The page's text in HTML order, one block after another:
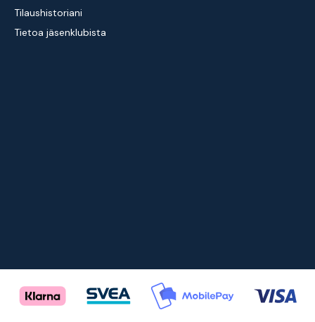
Tilaushistoriani
Tietoa jäsenklubista